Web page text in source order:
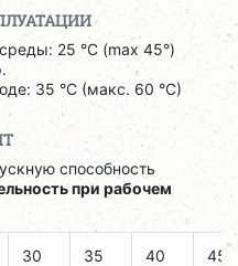
25 °C (max 45°)
35 °C (макс. 60 °C)
способность
при рабочем
30 35 40 45